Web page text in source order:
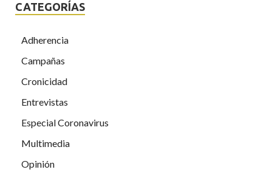
CATEGORÍAS
Adherencia
Campañas
Cronicidad
Entrevistas
Especial Coronavirus
Multimedia
Opinión